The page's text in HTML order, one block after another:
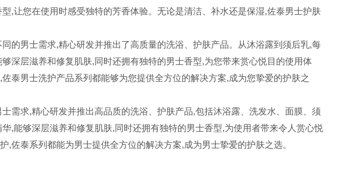
,让您在使用时感受独特的芳香体验。无论是清洁、补水还是保湿,佐泰男士护肤
的男士需求,精心研发并推出了高质量的洗浴、护肤产品。从沐浴露到须后乳,每
深层滋养和修复肌肤,同时还拥有独特的男士香型,为您带来赏心悦目的使用体
泰男士洗护产品系列都能够为您提供全方位的解决方案,成为您挚爱的护肤之
需求,精心研发并推出高品质的洗浴、护肤产品,包括沐浴露、洗发水、面膜、须
,能够深层滋养和修复肌肤,同时还拥有独特的男士香型,为使用者带来令人赏心悦
,佐泰系列都能为男士提供全方位的解决方案,成为男士挚爱的护肤之选。